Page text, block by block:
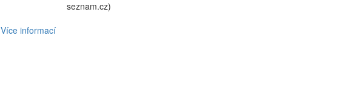
seznam.cz)
Více informací